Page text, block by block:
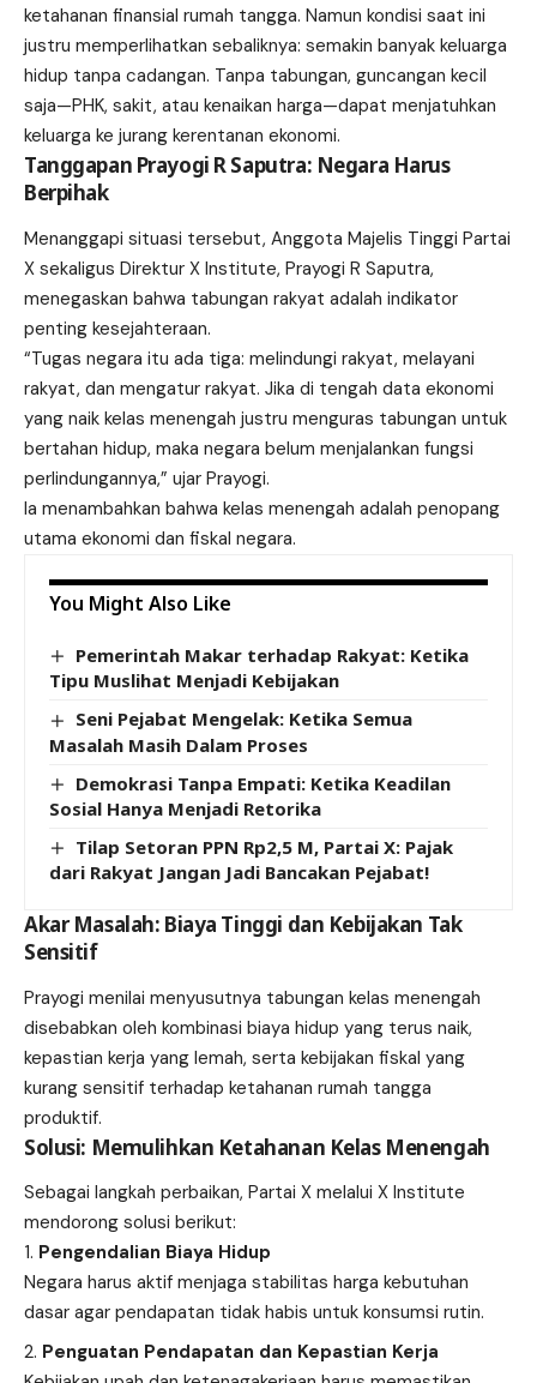
ketahanan finansial rumah tangga. Namun kondisi saat ini
justru memperlihatkan sebaliknya: semakin banyak keluarga
hidup tanpa cadangan. Tanpa tabungan, guncangan kecil
saja—PHK, sakit, atau kenaikan harga—dapat menjatuhkan
keluarga ke jurang kerentanan ekonomi.
Tanggapan Prayogi R Saputra: Negara Harus
Berpihak
Menanggapi situasi tersebut, Anggota Majelis Tinggi Partai
X sekaligus Direktur X Institute, Prayogi R Saputra,
menegaskan bahwa tabungan rakyat adalah indikator
penting kesejahteraan.
“Tugas negara itu ada tiga: melindungi rakyat, melayani
rakyat, dan mengatur rakyat. Jika di tengah data ekonomi
yang naik kelas menengah justru menguras tabungan untuk
bertahan hidup, maka negara belum menjalankan fungsi
perlindungannya,” ujar Prayogi.
Ia menambahkan bahwa kelas menengah adalah penopang
utama ekonomi dan fiskal negara.
You Might Also Like
Pemerintah Makar terhadap Rakyat: Ketika
Tipu Muslihat Menjadi Kebijakan
Seni Pejabat Mengelak: Ketika Semua
Masalah Masih Dalam Proses
Demokrasi Tanpa Empati: Ketika Keadilan
Sosial Hanya Menjadi Retorika
Tilap Setoran PPN Rp2,5 M, Partai X: Pajak
dari Rakyat Jangan Jadi Bancakan Pejabat!
Akar Masalah: Biaya Tinggi dan Kebijakan Tak
Sensitif
Prayogi menilai menyusutnya tabungan kelas menengah
disebabkan oleh kombinasi biaya hidup yang terus naik,
kepastian kerja yang lemah, serta kebijakan fiskal yang
kurang sensitif terhadap ketahanan rumah tangga
produktif.
Solusi: Memulihkan Ketahanan Kelas Menengah
Sebagai langkah perbaikan, Partai X melalui X Institute
mendorong solusi berikut:
Pengendalian Biaya Hidup
Negara harus aktif menjaga stabilitas harga kebutuhan
dasar agar pendapatan tidak habis untuk konsumsi rutin.
Penguatan Pendapatan dan Kepastian Kerja